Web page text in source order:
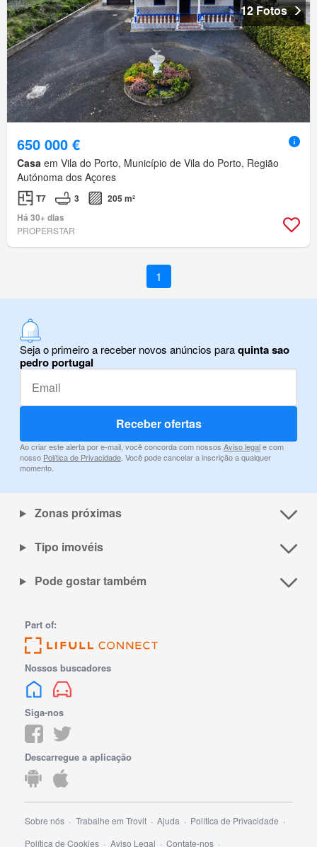
12 Fotos
650 000 €
Casa em Vila do Porto, Município de Vila do Porto, Região
Autónoma dos Açores
T7 3
205 m²
Há 30+ dias
PROPERSTAR
1
Seja o primeiro a receber novos anúncios paraquinta sao
pedro portugal
Receber ofertas
Ao criar este alerta por e-mail, você concorda com nossos Aviso legale com
nosso Política de Privacidade. Você pode cancelar a inscrição a qualquer
momento.
Zonas próximas
Tipo imovéis
Pode gostar também
Part of:
Nossos buscadores
Siga-nos
Descarregue a aplicação
Sobre nós Trabalhe em Trovit Ajuda
Política de Privacidade
Política de Cookies
Aviso Legal Contate-nos